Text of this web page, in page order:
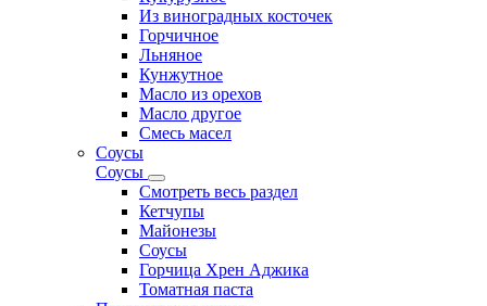
Из виноградных косточек
Горчичное
Льняное
Кунжутное
Масло из орехов
Масло другое
Смесь масел
Соусы
Соусы
Смотреть весь раздел
Кетчупы
Майонезы
Соусы
Горчица Хрен Аджика
Томатная паста